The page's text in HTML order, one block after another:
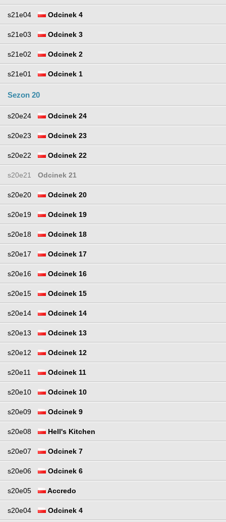
s21e04 Odcinek 4
s21e03 Odcinek 3
s21e02 Odcinek 2
s21e01 Odcinek 1
Sezon 20
s20e24 Odcinek 24
s20e23 Odcinek 23
s20e22 Odcinek 22
s20e21 Odcinek 21
s20e20 Odcinek 20
s20e19 Odcinek 19
s20e18 Odcinek 18
s20e17 Odcinek 17
s20e16 Odcinek 16
s20e15 Odcinek 15
s20e14 Odcinek 14
s20e13 Odcinek 13
s20e12 Odcinek 12
s20e11 Odcinek 11
s20e10 Odcinek 10
s20e09 Odcinek 9
s20e08 Hell's Kitchen
s20e07 Odcinek 7
s20e06 Odcinek 6
s20e05 Accredo
s20e04 Odcinek 4